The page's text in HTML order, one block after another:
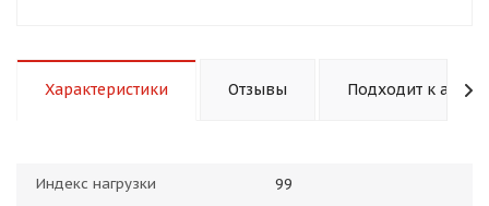
Характеристики Отзывы Подходит к авто
Индекс нагрузки 99